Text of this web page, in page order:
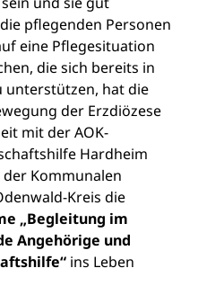
pflegenden Personen
eine Pflegesituation
die sich bereits in
unterstützen, hat die
der Erzdiözese
mit der AOK-
Hardheim
Kommunalen
Kreis die
„Begleitung im
Angehörige und
ins Leben